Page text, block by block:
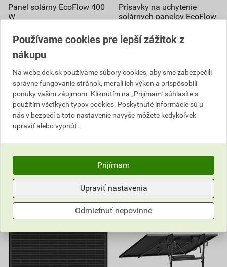
Panel solárny EcoFlow 400
W
894,90EUR
cena za ks s DPH
Iba na dopyt
ks
Prísavky na uchytenie
solárnych panelov EcoFlow
3 ,54EUR
cena za ks s DPH
28,29EUR
cena za bal. s DPH
Iba na dopyt
bal.
Na dopyt
Používame cookies pre lepší zážitok z
nákupu
Na webe dek.sk používame súbory cookies, aby sme zabezpečili
správne fungovanie stránok, merali ich výkon a prispôsobili
ponuky vašim záujmom. Kliknutím na „Prijímam" súhlasíte s
použitím všetkých typov cookies. Poskytnuté informácie sú u
nás v bezpečí a toto nastavenie navyše môžete kedykoľvek
upraviť alebo vypnúť.
Prijímam
Upraviť nastavenia
Odmietnuť nepovinné